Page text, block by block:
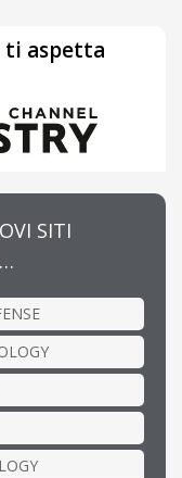
ti aspetta
SITI